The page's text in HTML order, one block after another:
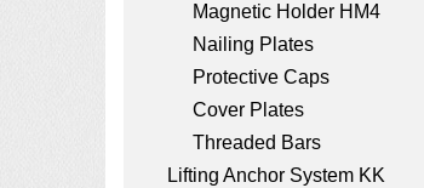
Magnetic Holder HM4
Nailing Plates
Protective Caps
Cover Plates
Threaded Bars
Lifting Anchor System KK